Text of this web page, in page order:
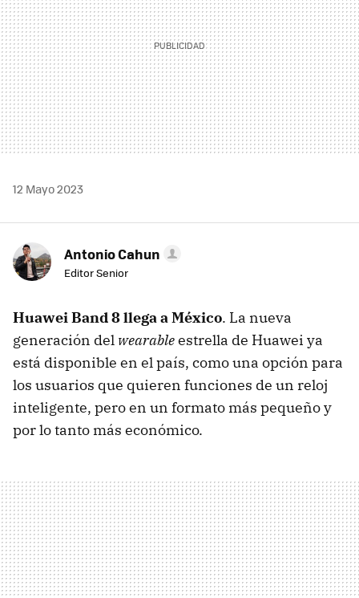
12 Mayo 2023
Antonio Cahun
Editor Senior
Huawei Band 8 llega a México. La nueva
generación del wearableestrella de Huawei ya
está disponible en el país, como una opción para
los usuarios que quieren funciones de un reloj
inteligente, pero en un formato más pequeño y
por lo tanto más económico.